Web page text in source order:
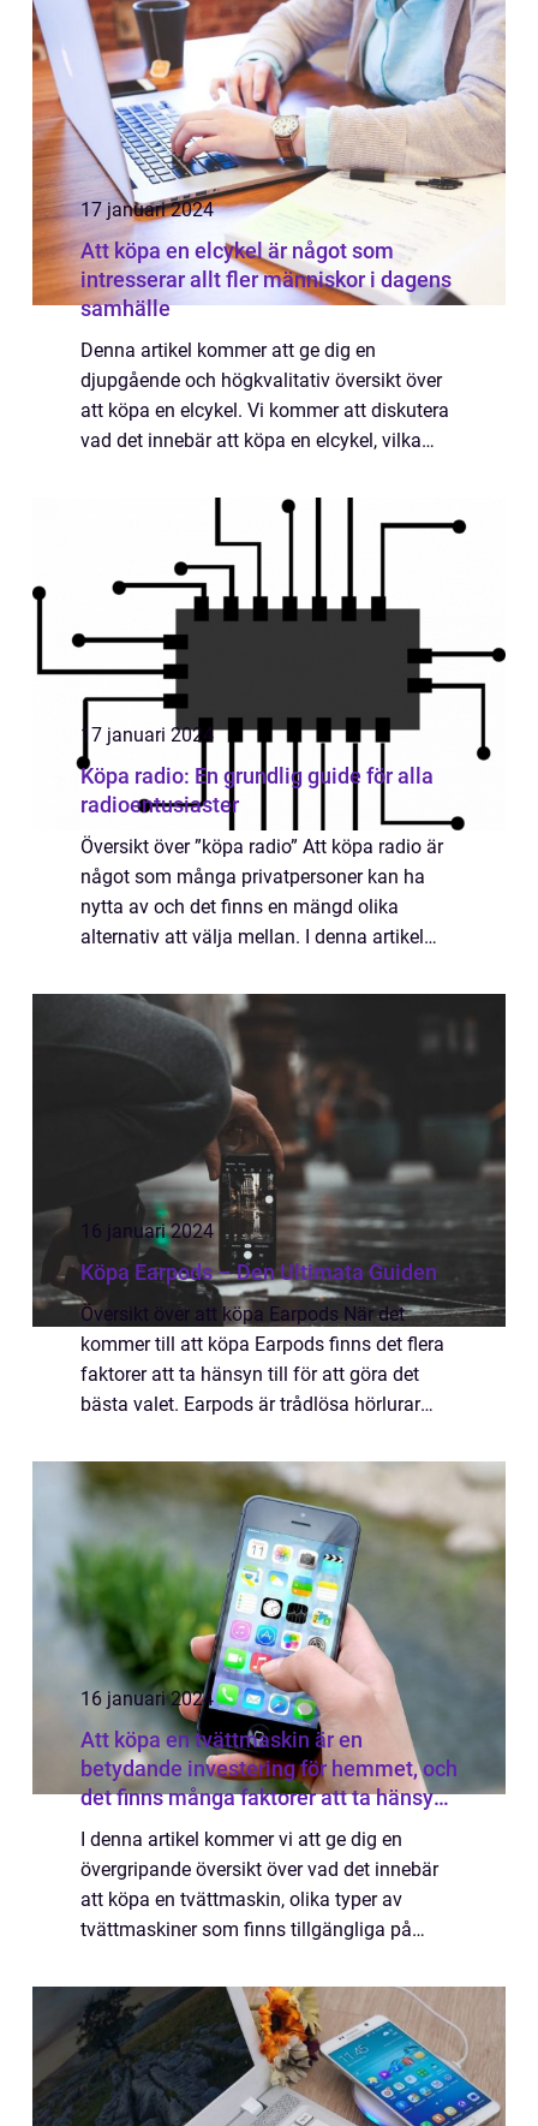
17 januari 2024
Att köpa en elcykel är något som
intresserar allt fler människor i dagens
samhälle
Denna artikel kommer att ge dig en
djupgående och högkvalitativ översikt över
att köpa en elcykel. Vi kommer att diskutera
vad det innebär att köpa en elcykel, vilka
modeller som är populära för närvarande...
17 januari 2024
Köpa radio: En grundlig guide för alla
radioentusiaster
Översikt över ”köpa radio” Att köpa radio är
något som många privatpersoner kan ha
nytta av och det finns en mängd olika
alternativ att välja mellan. I denna artikel
köp av radio och ta upp olika...
16 januari 2024
Köpa Earpods – Den Ultimata Guiden
Översikt över att köpa Earpods När det
kommer till att köpa Earpods finns det flera
faktorer att ta hänsyn till för att göra det
bästa valet. Earpods är trådlösa hörlurar
vardagen. I denna artikel kommer vi at...
16 januari 2024
Att köpa en tvättmaskin är en
betydande investering för hemmet, och
det finns många faktorer att ta hänsyn
till innan man gör sitt val
I denna artikel kommer vi att ge dig en
övergripande översikt över vad det innebär
att köpa en tvättmaskin, olika typer av
tvättmaskiner som finns tillgängliga på
modellerna. Vi kommer också att presentera
kvantitativa m...